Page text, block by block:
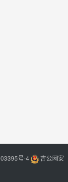
号-4
吉公网安